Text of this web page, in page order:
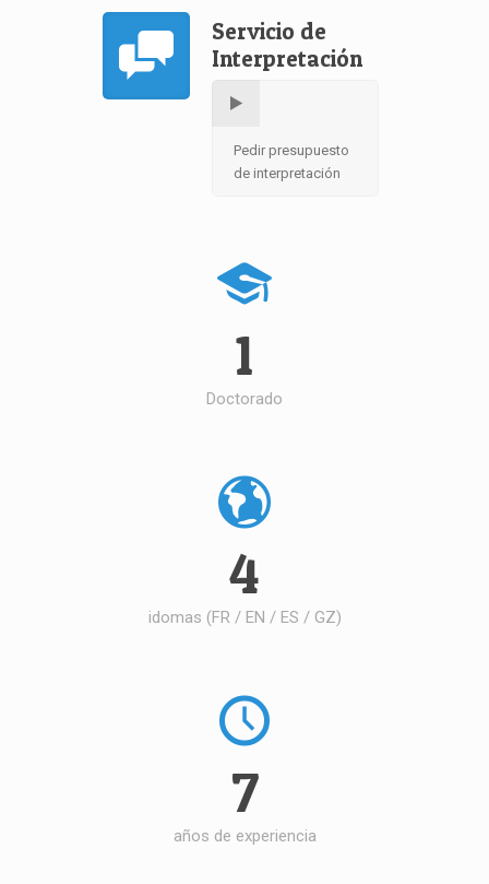
Servicio de
Interpretación
Pedir presupuesto
de interpretación
1
Doctorado
4
idomas (FR / EN / ES / GZ)
7
años de experiencia